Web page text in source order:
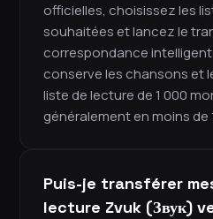
officielles, choisissez les
souhaitées et lancez le
correspondance
conserve les chansons et
liste de lecture de 1 000
généralement en moins de
Puis-je transférer
lecture Zvuk (Звук)